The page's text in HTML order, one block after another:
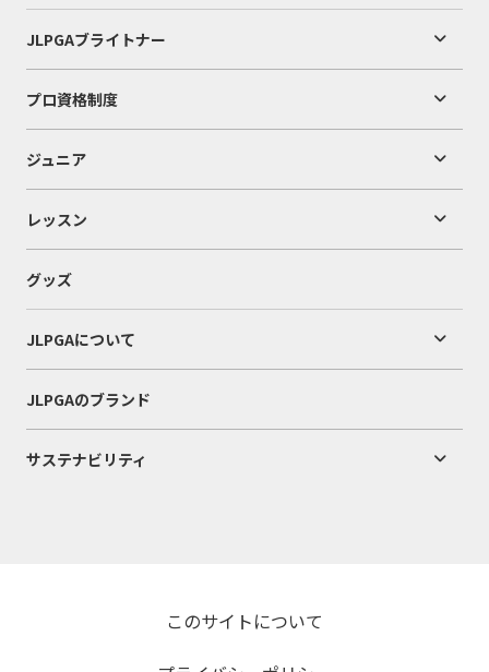
JLPGAブライトナー
プロ資格制度
ジュニア
レッスン
グッズ
JLPGAについて
JLPGAのブランド
サステナビリティ
このサイトについて